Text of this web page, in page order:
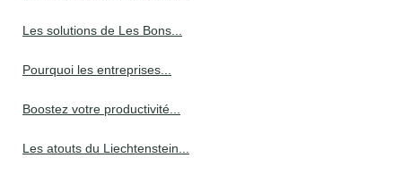
Les solutions de Les Bons...
Pourquoi les entreprises...
Boostez votre productivité...
Les atouts du Liechtenstein...